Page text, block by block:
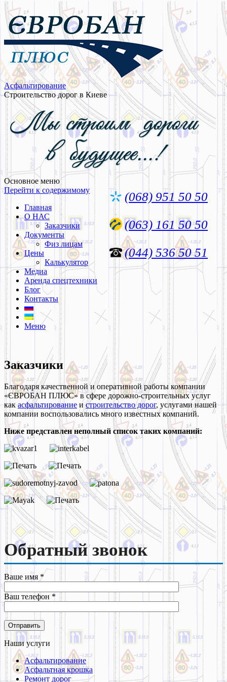
Асфальтирование
Строительство дорог в Киеве
(068) 951 50 50
(063) 161 50 50
(044) 536 50 51
Основное меню
Перейти к содержимому
Главная
О НАС
Заказчики
Документы
Физ лицам
Цены
Калькулятор
Медиа
Аренда спецтехники
Блог
Контакты
Меню
Заказчики
Благодаря качественной и оперативной работы компании
«ЄВРОБАН ПЛЮС» в сфере дорожно-строительных услуг
какасфальтированиеистроительство дорог, услугами нашей
компании воспользовались много известных компаний.
Ниже представлен неполный список таких компаний:
Обратный звонок
Ваше имя *
Ваш телефон *
Наши услуги
Асфальтирование
Асфальтная крошка
Ремонт дорог